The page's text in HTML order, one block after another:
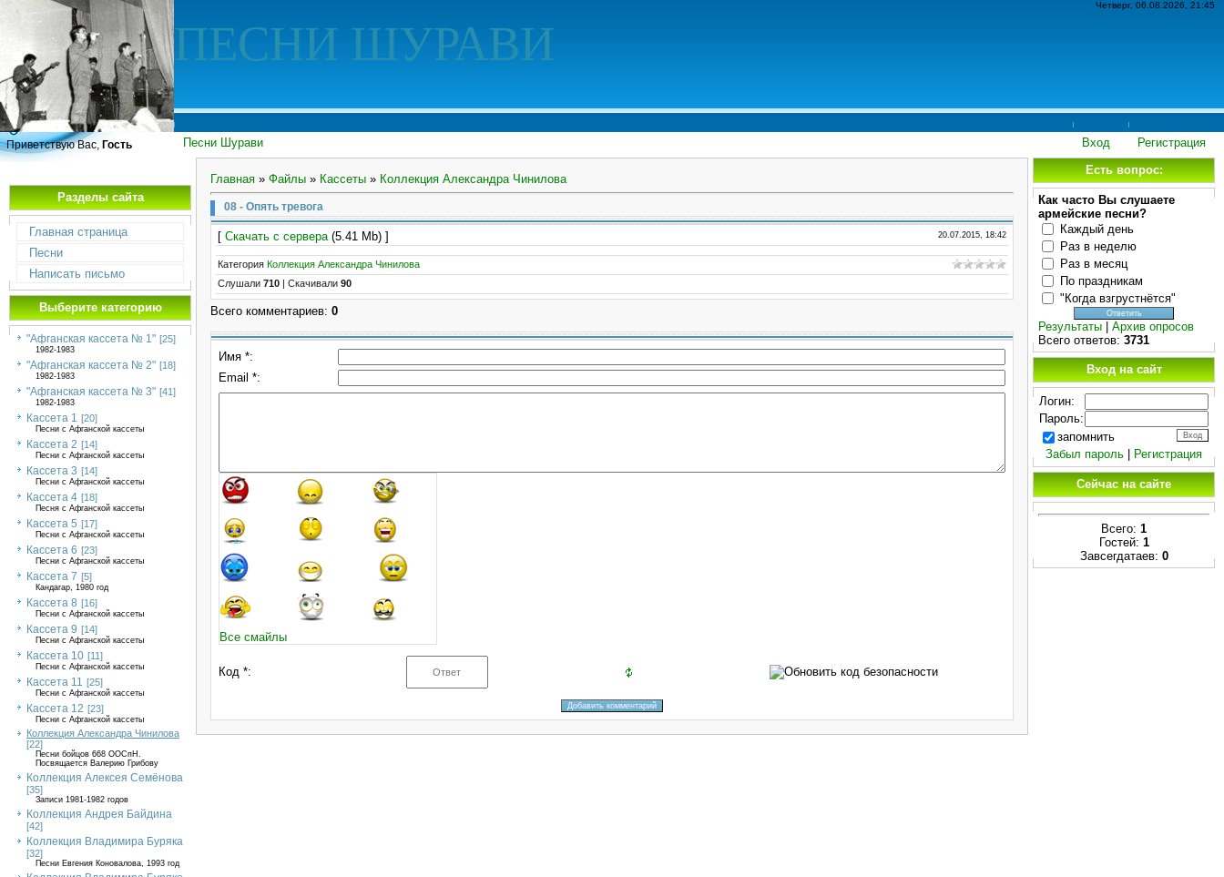
Четверг, 06.08.2026, 21:45
ПЕСНИ ШУРАВИ
Песни Шурави Регистрация
Вход
Приветствую Вас, Гость
Разделы сайта
Главная страница
Песни
Написать письмо
Выберите категорию
"Афганская кассета № 1" [25]
1982-1983
"Афганская кассета № 2" [18]
1982-1983
"Афганская кассета № 3" [41]
1982-1983
Кассета 1 [20]
Песни с Афганской кассеты
Кассета 2 [14]
Песни с Афганской кассеты
Кассета 3 [14]
Песни с Афганской кассеты
Кассета 4 [18]
Песня с Афганской кассеты
Кассета 5 [17]
Песни с Афганской кассеты
Кассета 6 [23]
Песни с Афганской кассеты
Кассета 7 [5]
Кандагар, 1980 год
Кассета 8 [16]
Песни с Афганской кассеты
Кассета 9 [14]
Песни с Афганской кассеты
Кассета 10 [11]
Песни с Афганской кассеты
Кассета 11 [25]
Песни с Афганской кассеты
Кассета 12 [23]
Песни с Афганской кассеты
Коллекция Александра Чинилова
[22]
Песни бойцов 668 ООСпН.
Посвящается Валерию Грибову
Коллекция Алексея Семёнова
[35]
Записи 1981-1982 годов
Коллекция Андрея Байдина
[42]
Коллекция Владимира Буряка
[32]
Песни Евгения Коновалова, 1993 год
Главная » Файлы » Кассеты » Коллекция Александра Чинилова
08 - Опять тревога
[ Скачать с сервера(5.41 Mb) ] 20.07.2015, 18:42
Категория Коллекция Александра Чинилова
Слушали 710 Скачивали 90
Всего комментариев: 0
Имя *:
Email *:
Все смайлы
Код *:
Есть вопрос:
Как часто Вы слушаете
армейские песни?
Каждый день
Раз в неделю
Раз в месяц
По праздникам
"Когда взгрустнётся"
Результаты
Архив опросов
Всего ответов: 3731
Вход на сайт
Логин:
Пароль:
запомнить
Забыл пароль
Регистрация
Сейчас на сайте
Всего: 1
Гостей: 1
Завсегдатаев: 0